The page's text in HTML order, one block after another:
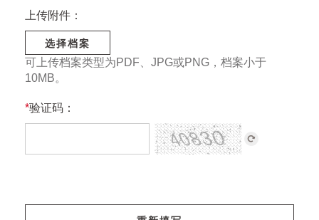
上传附件：
选择档案
可上传档案类型为PDF、JPG或PNG，档案小于
10MB。
*验证码：